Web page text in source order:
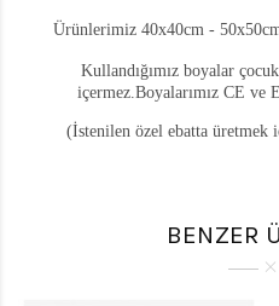
Ürünlerimiz 40x40cm -
Kullandığımız boyalar
içermez.Boyalarımız CE ve
(İstenilen özel ebatta üretmek
BENZER